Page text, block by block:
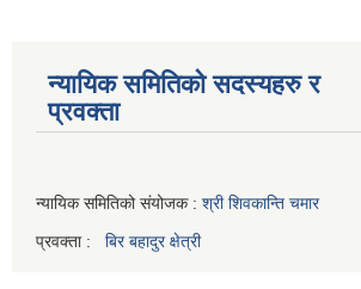
न्यायिक समितिको सदस्यहरु र
प्रवक्ता
न्यायिक समितिको संयोजक : श्री शिवकान्ति चमार
प्रवक्ता : बिर बहादुर क्षेत्री